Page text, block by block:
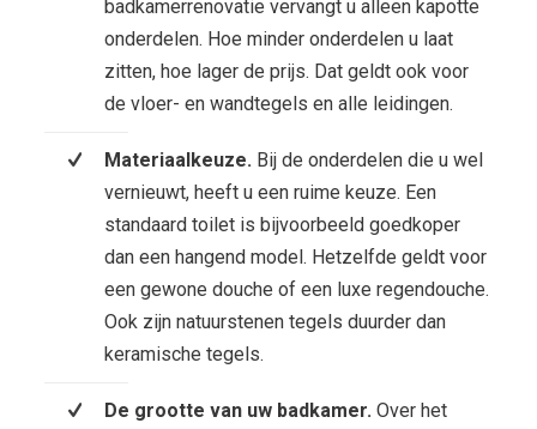
badkamerrenovatie vervangt u alleen kapotte
onderdelen. Hoe minder onderdelen u laat
zitten, hoe lager de prijs. Dat geldt ook voor
de vloer- en wandtegels en alle leidingen.
Materiaalkeuze. Bij de onderdelen die u wel
vernieuwt, heeft u een ruime keuze. Een
standaard toilet is bijvoorbeeld goedkoper
dan een hangend model. Hetzelfde geldt voor
een gewone douche of een luxe regendouche.
Ook zijn natuurstenen tegels duurder dan
keramische tegels.
De grootte van uw badkamer. Over het